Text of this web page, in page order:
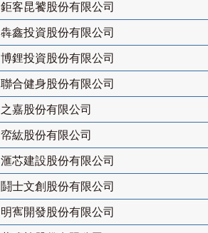
鉅客昆饕股份有限公司
犇鑫投資股份有限公司
博鋰投資股份有限公司
聯合健身股份有限公司
之嘉股份有限公司
帟紘股份有限公司
滙芯建設股份有限公司
鬪士文創股份有限公司
明寯開發股份有限公司